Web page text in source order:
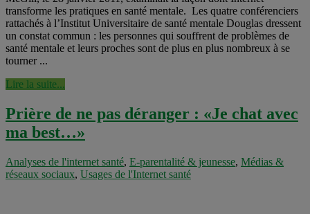
transforme les pratiques en santé mentale. Les quatre conférenciers
rattachés à l’Institut Universitaire de santé mentale Douglas dressent
un constat commun : les personnes qui souffrent de problèmes de
santé mentale et leurs proches sont de plus en plus nombreux à se
tourner ...
Lire la suite...
Prière de ne pas déranger : «Je chat avec
ma best…»
Analyses de l'internet santé, E-parentalité & jeunesse, Médias &
réseaux sociaux, Usages de l'Internet santé